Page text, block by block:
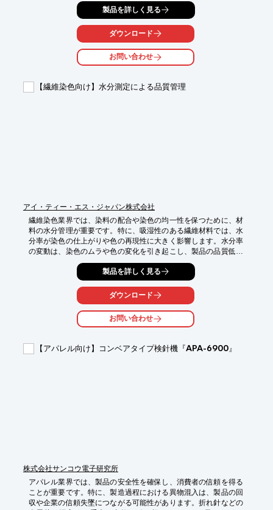
の信頼を損なうことにもなりかねません。コンベアタイプ検針機
『APA-6900』は、皮革製品の検針に特化し、異物混入リスクを
【活用シーン】
・革製品製造工場
・品質管理部門
製品を詳しく見る
ダウンロード
お問い合わせ
【繊維染色向け】水分測定による品質管理
アイ・ティー・エス・ジャパン株式会社
繊維染色業界では、染料の配合や染色の均一性を保つために、材
料の水分管理が重要です。特に、吸湿性のある繊維材料では、水
分率が染色の仕上がりや色の再現性に大きく影響します。水分率
の変動は、染色のムラや色の変化を引き起こし、製品の品質低下
につながる可能性があります。当社の水分計は、材料の水分率を
正確に測定し、安定した染色品質を実現します。
【活用シーン】
・繊維材料の受入検査
・染色工程における材料管理
・品質管理部門での測定
・染色の品質向上
製品を詳しく見る
ダウンロード
お問い合わせ
【アパレル向け】コンベアタイプ検針機『APA-6900』
株式会社サンコウ電子研究所
アパレル業界では、製品の安全性を確保し、消費者の信頼を得る
ことが重要です。特に、製造過程における異物混入は、製品の回
収や企業の信頼失墜につながる可能性があります。折れ針などの